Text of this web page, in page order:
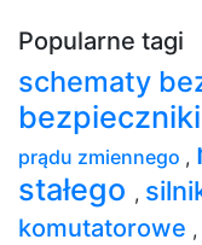
Popularne tagi
schematy
prądu zmiennego ,
stałego ,
komutatorowe ,